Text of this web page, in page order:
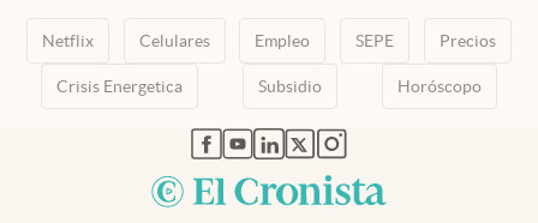
Netflix Celulares Empleo SEPE Precios
Crisis Energetica Subsidio Horóscopo
abre en nueva pestaña
abre en nueva pestaña
abre en nueva pestaña
abre en nueva pestaña
abre en nueva pestaña